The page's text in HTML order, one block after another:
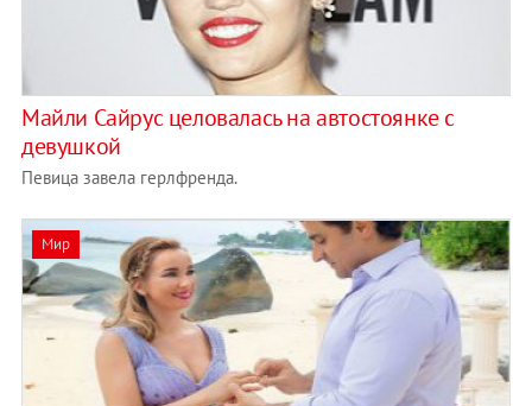
Майли Сайрус целовалась на автостоянке с
девушкой
Певица завела герлфренда.
Мир